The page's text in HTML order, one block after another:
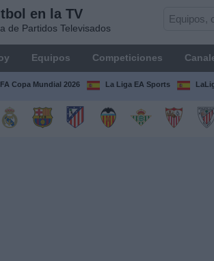
en la TV
de Partidos Televisados
Equipos Competiciones
Copa Mundial 2026 La Liga EA Sports